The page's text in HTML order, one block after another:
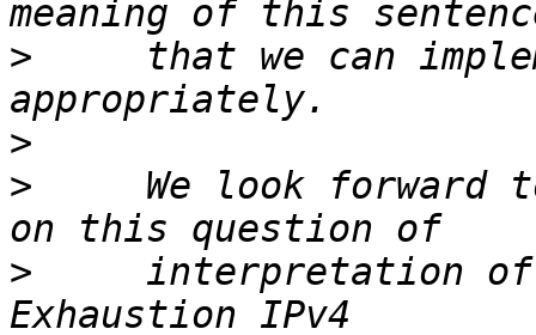
>
that we can
>
>
We look forward
>
interpretation